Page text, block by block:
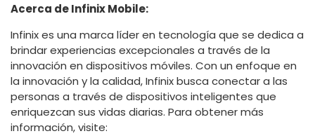
Acerca de Infinix Mobile:
Infinix es una marca líder en tecnología que se dedica a
brindar experiencias excepcionales a través de la
innovación en dispositivos móviles. Con un enfoque en
la innovación y la calidad, Infinix busca conectar a las
personas a través de dispositivos inteligentes que
enriquezcan sus vidas diarias. Para obtener más
información, visite: